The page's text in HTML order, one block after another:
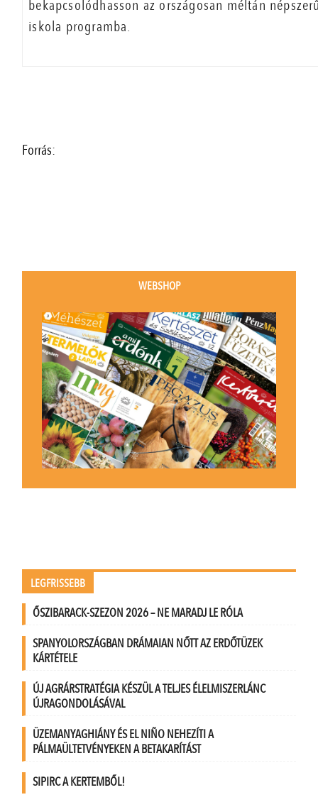
bekapcsolódhasson az országosan méltán
iskola programba.
Forrás:
WEBSHOP
LEGFRISSEBB
ŐSZIBARACK-SZEZON 2026 – NE MARADJ LE RÓLA
SPANYOLORSZÁGBAN DRÁMAIAN NŐTT AZ ERDŐTÜZEK
KÁRTÉTELE
ÚJ AGRÁRSTRATÉGIA KÉSZÜL A TELJES ÉLELMISZERLÁNC
ÚJRAGONDOLÁSÁVAL
ÜZEMANYAGHIÁNY ÉS EL NIÑO NEHEZÍTI A
PÁLMAÜLTETVÉNYEKEN A BETAKARÍTÁST
SIPIRC A KERTEMBŐL!